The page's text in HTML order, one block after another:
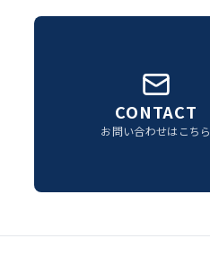
CONTACT
お問い合わせはこちら